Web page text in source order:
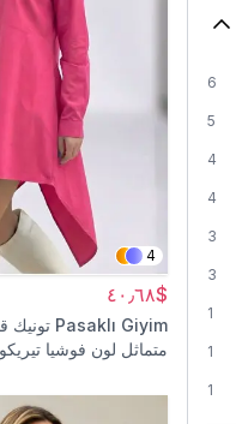
19
6
5
4
4
3
3
1
1
1
4
$٤٠٫٦٨
Pasaklı Giyim تونيك
متماثل لون فوشيا